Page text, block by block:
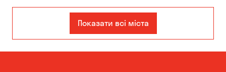
Кам'янське Київ
Показати всі міста